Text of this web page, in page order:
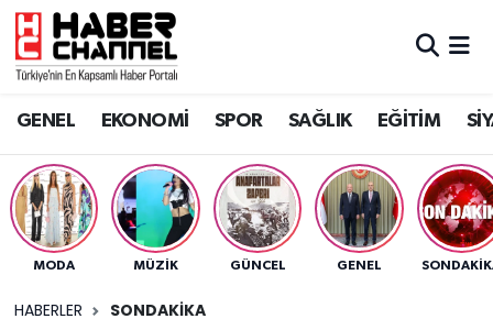
GENEL EKONOMİ SPOR SAĞLIK EĞİTİM
MODA MÜZİK GÜNCEL GENEL
HABERLER SONDAKIKA
GENEL
SPOR
SAĞLIK
EĞİTİM
Nöbetçi Eczaneler
Trafik Durumu
Süper Lig Puan Durumu ve Fikstür
Tüm Manşetler